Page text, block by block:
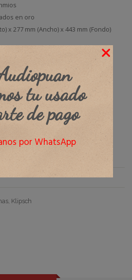
en oro
x 277 mm (Ancho) x 443 mm (Fondo)
de madera negro texturizado
Klipsch
tu usado
de pago
por WhatsApp